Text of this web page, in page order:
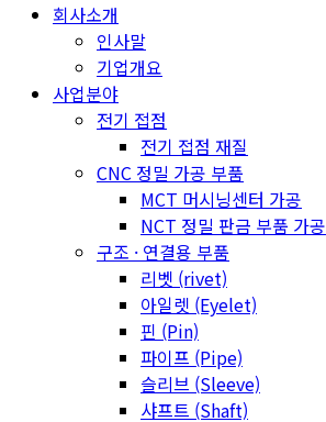
회사소개
인사말
기업개요
사업분야
전기 접점
전기 접점 재질
CNC 정밀 가공 부품
MCT 머시닝센터 가공
NCT 정밀 판금 부품 가공
구조 · 연결용 부품
리벳 (rivet)
아일렛 (Eyelet)
핀 (Pin)
파이프 (Pipe)
슬리브 (Sleeve)
샤프트 (Shaft)